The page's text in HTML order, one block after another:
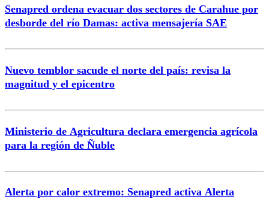
Correo
Senapred ordena evacuar dos sectores de Carahue por
desborde del río Damas: activa mensajería SAE
Nuevo temblor sacude el norte del país: revisa la
magnitud y el epicentro
Ministerio de Agricultura declara emergencia agrícola
para la región de Ñuble
Alerta por calor extremo: Senapred activa Alerta